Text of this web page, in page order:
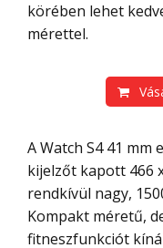
körében lehet
mérettel.
A Watch S4 41 mm egy 1.32″ méretű AMOLED
kijelzőt kapott 466
rendkívül nagy,
Kompakt méretű,
fitneszfunkciót